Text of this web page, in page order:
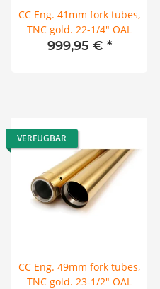
CC Eng. 41mm fork tubes,
TNC gold. 22-1/4" OAL
999,95 € *
VERFÜGBAR
CC Eng. 49mm fork tubes,
TNC gold. 23-1/2" OAL